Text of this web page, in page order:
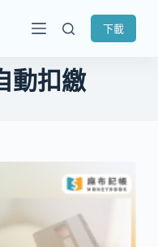
下載
動扣繳